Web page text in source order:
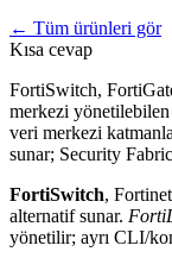
← Tüm ürünleri gör
Kısa cevap
FortiSwitch,
merkezi
veri merkezi
sunar; Security
FortiSwitch,
alternatif sunar.
yönetilir; ayrı CLI/